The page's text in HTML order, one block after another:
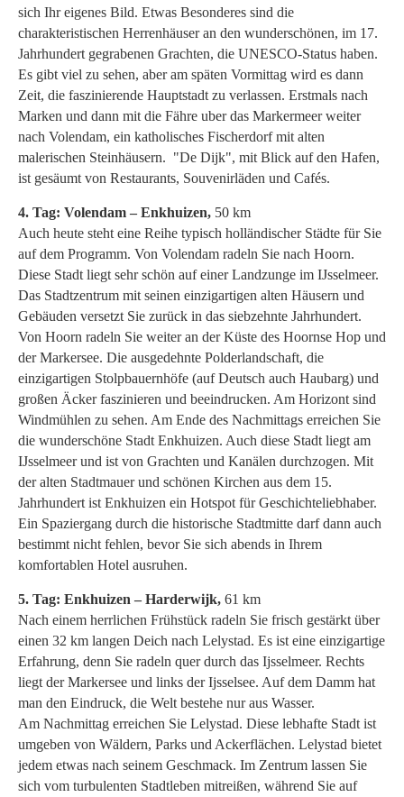
sich Ihr eigenes Bild. Etwas Besonderes sind die
charakteristischen Herrenhäuser an den wunderschönen, im 17.
Jahrhundert gegrabenen Grachten, die UNESCO-Status haben.
Es gibt viel zu sehen, aber am späten Vormittag wird es dann
Zeit, die faszinierende Hauptstadt zu verlassen. Erstmals nach
Marken und dann mit die Fähre uber das Markermeer weiter
nach Volendam, ein katholisches Fischerdorf mit alten
malerischen Steinhäusern. "De Dijk", mit Blick auf den Hafen,
ist gesäumt von Restaurants, Souvenirläden und Cafés.
4. Tag: Volendam – Enkhuizen, 50 km
Auch heute steht eine Reihe typisch holländischer Städte für Sie
auf dem Programm. Von Volendam radeln Sie nach Hoorn.
Diese Stadt liegt sehr schön auf einer Landzunge im IJsselmeer.
Das Stadtzentrum mit seinen einzigartigen alten Häusern und
Gebäuden versetzt Sie zurück in das siebzehnte Jahrhundert.
Von Hoorn radeln Sie weiter an der Küste des Hoornse Hop und
der Markersee. Die ausgedehnte Polderlandschaft, die
einzigartigen Stolpbauernhöfe (auf Deutsch auch Haubarg) und
großen Äcker faszinieren und beeindrucken. Am Horizont sind
Windmühlen zu sehen. Am Ende des Nachmittags erreichen Sie
die wunderschöne Stadt Enkhuizen. Auch diese Stadt liegt am
IJsselmeer und ist von Grachten und Kanälen durchzogen. Mit
der alten Stadtmauer und schönen Kirchen aus dem 15.
Jahrhundert ist Enkhuizen ein Hotspot für Geschichteliebhaber.
Ein Spaziergang durch die historische Stadtmitte darf dann auch
bestimmt nicht fehlen, bevor Sie sich abends in Ihrem
komfortablen Hotel ausruhen.
5. Tag: Enkhuizen – Harderwijk, 61 km
Nach einem herrlichen Frühstück radeln Sie frisch gestärkt über
einen 32 km langen Deich nach Lelystad. Es ist eine einzigartige
Erfahrung, denn Sie radeln quer durch das Ijsselmeer. Rechts
liegt der Markersee und links der Ijsselsee. Auf dem Damm hat
man den Eindruck, die Welt bestehe nur aus Wasser.
Am Nachmittag erreichen Sie Lelystad. Diese lebhafte Stadt ist
umgeben von Wäldern, Parks und Ackerflächen. Lelystad bietet
jedem etwas nach seinem Geschmack. Im Zentrum lassen Sie
sich vom turbulenten Stadtleben mitreißen, während Sie auf